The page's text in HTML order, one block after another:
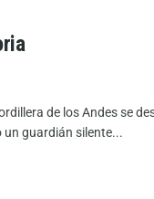
de los Andes se
guardián silente...